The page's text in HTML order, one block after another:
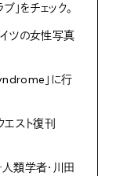
」をチェック。
ツの女性写真
」に行
スト復刊
類学者・川田